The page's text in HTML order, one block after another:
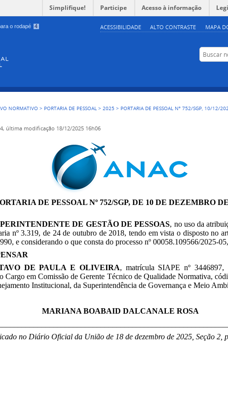
o rodapé 4 ACESSIBILIDADE ALTO CONTRASTE MAPA
Simplifique! Participe Acesso à informação
Buscar no
NORMATIVO > PORTARIA DE PESSOAL >2025 > PORTARIA DE PESSOAL Nº 752/SGP, 10/12/
última modificação 18/12/2025 16h06
DE PESSOAL Nº 752/SGP, DE 10 DE DEZEMBRO
DE GESTÃO DE PESSOAS, no uso da
nº 3.319, de 24 de outubro de 2018, tendo em vista o disposto no
e considerando o que consta do processo nº 00058.109566/2025-05,
DE PAULA E OLIVEIRA, matrícula SIAPE nº 3446897,
Cargo em Comissão de Gerente Técnico de Qualidade Normativa,
Institucional, da Superintendência de Governança e Meio
MARIANA BOABAID DALCANALE ROSA
no Diário Oficial da União de 18 de dezembro de 2025, Seção 2,